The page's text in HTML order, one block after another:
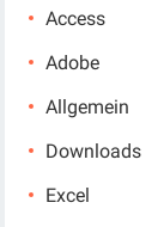
Access
Adobe
Allgemein
Downloads
Excel